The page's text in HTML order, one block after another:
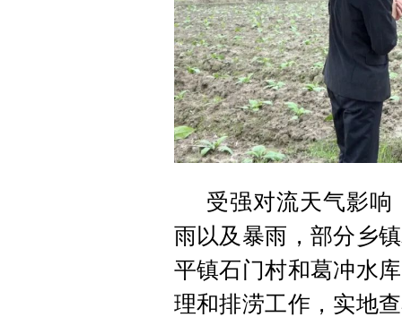
受强对流天气影
雨以及暴雨，部分乡
平镇石门村和葛冲水
理和排涝工作，实地